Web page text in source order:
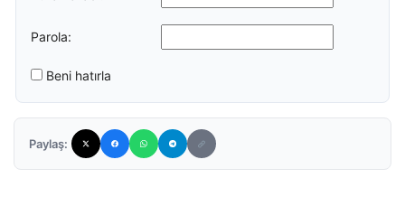
Parola:
Beni hatırla
Paylaş: